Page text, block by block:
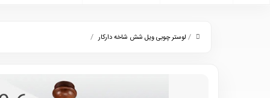
/ لوستر چوبی ویل شش شاخه دارکار /